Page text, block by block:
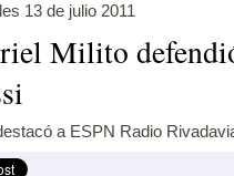
13 de julio 2011
Milito
a ESPN Radio